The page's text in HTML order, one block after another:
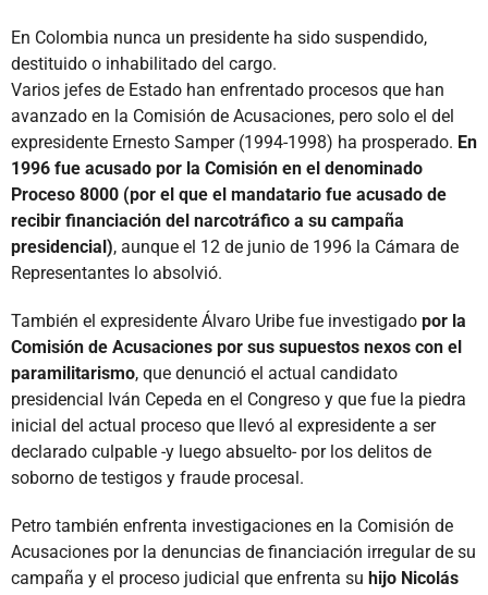
En Colombia nunca un presidente ha sido suspendido,
destituido o inhabilitado del cargo.
Varios jefes de Estado han enfrentado procesos que han
avanzado en la Comisión de Acusaciones, pero solo el del
expresidente Ernesto Samper (1994-1998) ha prosperado. En
1996 fue acusado por la Comisión en el denominado
Proceso 8000 (por el que el mandatario fue acusado de
recibir financiación del narcotráfico a su campaña
presidencial), aunque el 12 de junio de 1996 la Cámara de
Representantes lo absolvió.
También el expresidente Álvaro Uribe fue investigado por la
Comisión de Acusaciones por sus supuestos nexos con el
paramilitarismo, que denunció el actual candidato
presidencial Iván Cepeda en el Congreso y que fue la piedra
inicial del actual proceso que llevó al expresidente a ser
declarado culpable -y luego absuelto- por los delitos de
soborno de testigos y fraude procesal.
Petro también enfrenta investigaciones en la Comisión de
Acusaciones por la denuncias de financiación irregular de su
campaña y el proceso judicial que enfrenta su hijo Nicolás